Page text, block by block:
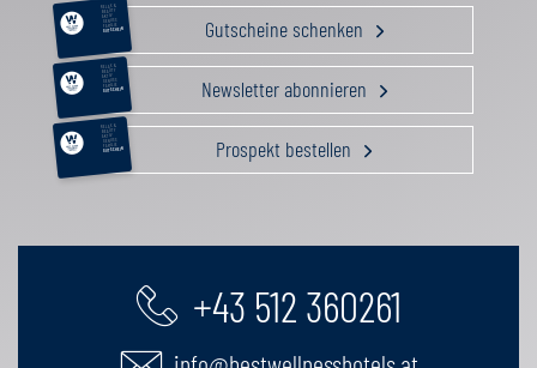
RELAX &
BEAUTY
AKTIV
GENUSS
FAMILIE
GUTSCHEIN Gutscheine schenken
RELAX &
BEAUTY
AKTIV
GENUSS
FAMILIE
GUTSCHEIN Newsletter abonnieren
RELAX &
BEAUTY
AKTIV
GENUSS
FAMILIE
GUTSCHEIN Prospekt bestellen
+43 512 360261